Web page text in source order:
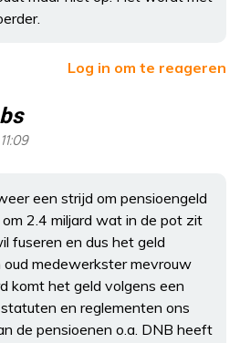
Log in om te reageren
een strijd om pensioengeld
2.4 miljard wat in de pot zit
fuseren en dus het geld
oud medewerkster mevrouw
komt het geld volgens een
en reglementen ons
de pensioenen o.a. DNB heeft